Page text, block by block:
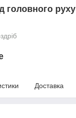
головного руху
Доставка